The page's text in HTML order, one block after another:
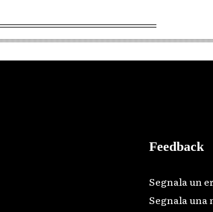
Feedback
Segnala un
Segnala una